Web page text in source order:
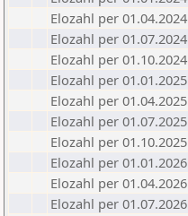
Elozahl per 01.04.2024
Elozahl per 01.07.2024
Elozahl per 01.10.2024
Elozahl per 01.01.2025
Elozahl per 01.04.2025
Elozahl per 01.07.2025
Elozahl per 01.10.2025
Elozahl per 01.01.2026
Elozahl per 01.04.2026
Elozahl per 01.07.2026